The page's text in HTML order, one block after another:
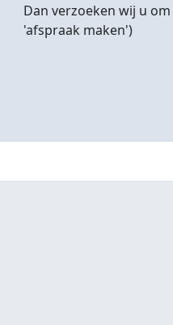
Dan verzoeken wij u
'afspraak maken')